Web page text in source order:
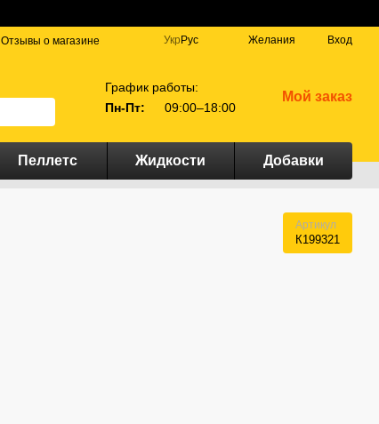
Отзывы о магазине Укр Рус Желания Вход
График работы:
Пн-Пт:
09:00–18:00
Мой заказ
Пеллетс Жидкости Добавки
Артикул
К199321